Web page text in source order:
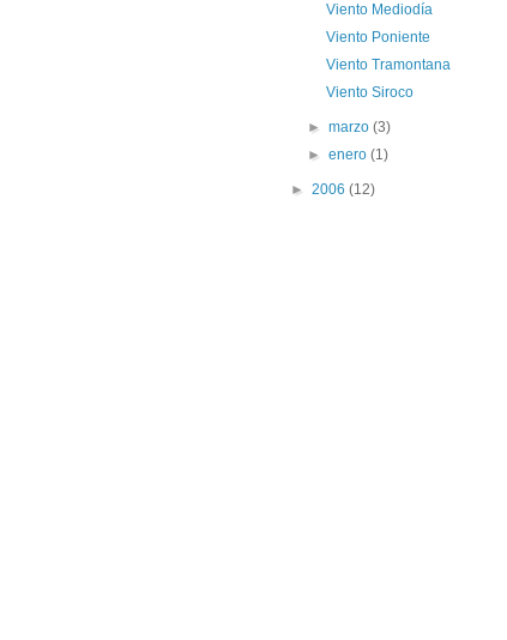
Viento Mediodía
Viento Poniente
Viento Tramontana
Viento Siroco
►marzo(3)
►enero(1)
► 2006 (12)